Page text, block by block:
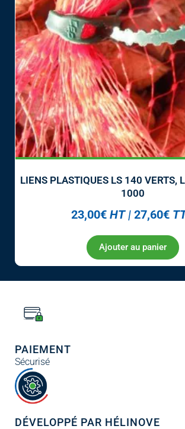
LIENS PLASTIQUES LS 140 VERTS,
1000
23,00€ HT | 27,60€
Ajouter au panier
PAIEMENT
Sécurisé
DÉVELOPPÉ PAR HÉLINOVE